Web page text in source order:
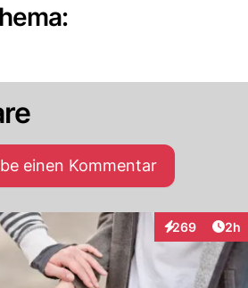
einen Kommentar
269
Interaktionen
2h